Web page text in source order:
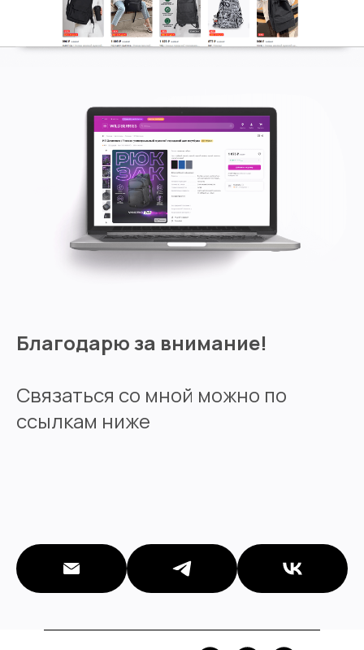
Благодарю за внимание!
Связаться со мной можно по
ссылкам ниже